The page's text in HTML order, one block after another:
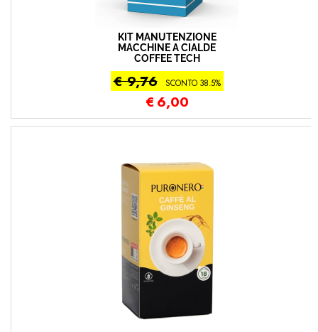
KIT MANUTENZIONE
MACCHINE A CIALDE
COFFEE TECH
€ 9,76 SCONTO 38.5%
€ 6,00